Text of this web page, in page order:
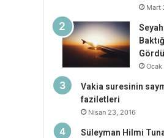
Mart
Vakia suresinin
faziletleri
Nisan 23, 2016
Süleyman Hilmi